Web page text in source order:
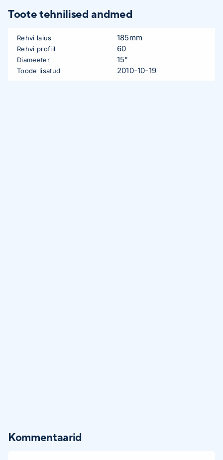
Toote tehnilised andmed
Rehvi laius 185mm
Rehvi profiil 60
Diameeter 15"
Toode lisatud 2010-10-19
Kommentaarid